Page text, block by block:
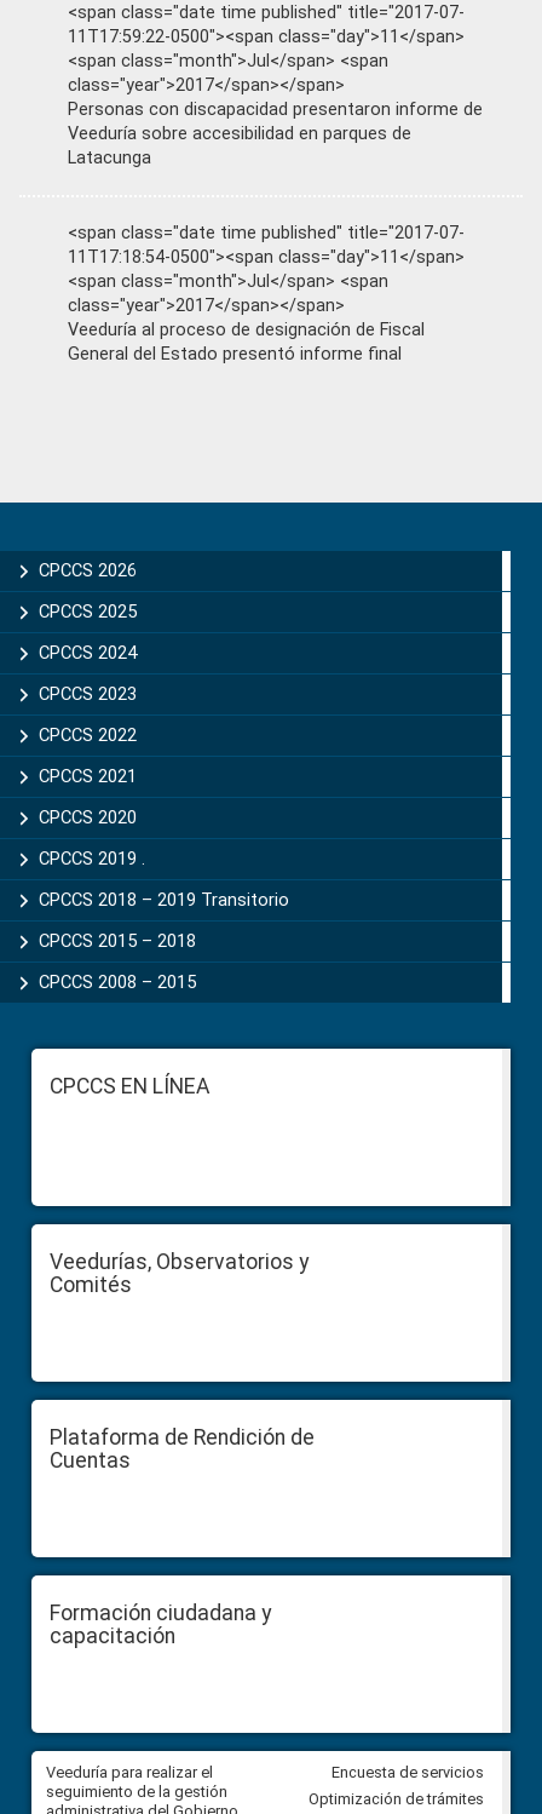
<span class="date time published" title="2017-07-
11T17:59:22-0500"><span class="day">11</span>
<span class="month">Jul</span> <span
class="year">2017</span></span>
Personas con discapacidad presentaron informe de
Veeduría sobre accesibilidad en parques de
Latacunga
<span class="date time published" title="2017-07-
11T17:18:54-0500"><span class="day">11</span>
<span class="month">Jul</span> <span
class="year">2017</span></span>
Veeduría al proceso de designación de Fiscal
General del Estado presentó informe final
Sidebar
CPCCS 2026
CPCCS 2025
CPCCS 2024
CPCCS 2023
CPCCS 2022
CPCCS 2021
CPCCS 2020
CPCCS 2019 .
CPCCS 2018 – 2019 Transitorio
CPCCS 2015 – 2018
CPCCS 2008 – 2015
FooterCPCCS EN LÍNEA
Veedurías, Observatorios y
Comités
Plataforma de Rendición de
Cuentas
Formación ciudadana y
capacitación
Veeduría para realizar el
seguimiento de la gestión
Veeduría para vigilar los
derivados de la Audiencia
Encuesta de servicios
Optimización de trámites